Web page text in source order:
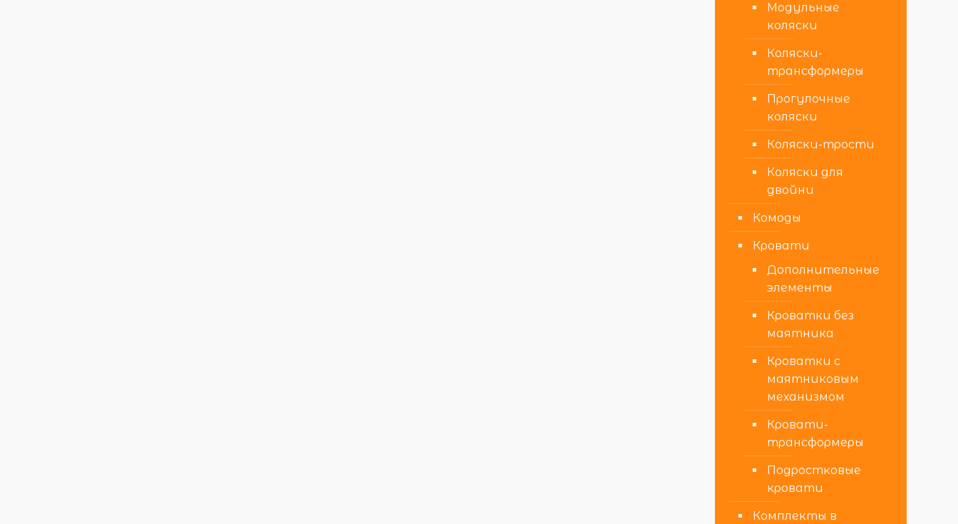
Модульные
коляски
Коляски-
трансформеры
Прогулочные
коляски
Коляски-трости
Коляски для
двойни
Комоды
Кровати
Дополнительные
элементы
Кроватки без
маятника
Кроватки с
маятниковым
механизмом
Кровати-
трансформеры
Подростковые
кровати
Комплекты в